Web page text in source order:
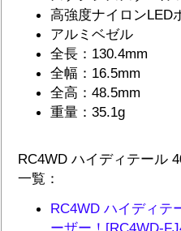
高強度ナイロンLED
アルミベゼル
全長：130.4mm
全幅：16.5mm
全高：48.5mm
重量：35.1g
RC4WD ハイディテール
一覧：
RC4WD ハイディテ